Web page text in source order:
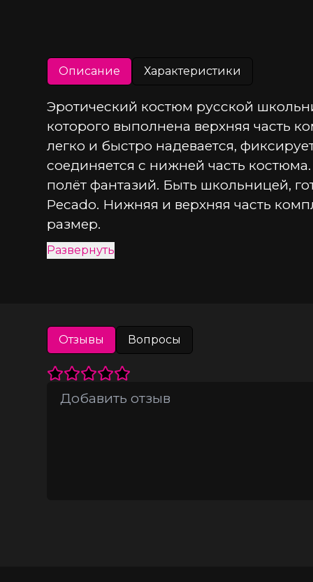
Описание Характеристики
Эротический костюм русской
которого выполнена верхняя часть
легко и быстро надевается,
соединяется с нижней часть
полёт фантазий. Быть школьницей,
Pecado. Нижняя и верхняя часть
размер.
● Состав комплекта – топ, банты.
● Качественная фурнитура.
● Цвет топа - коричневый, цвет бантов
Развернуть
Отзывы Вопросы